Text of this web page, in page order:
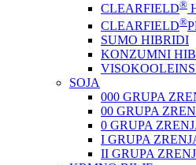
CLEARFIELD®
CLEARFIELD®
SUMO HIBRIDI
KONZUMNI
SOJA
000 GRUPA
00 GRUPA
0 GRUPA
I GRUPA
II GRUPA